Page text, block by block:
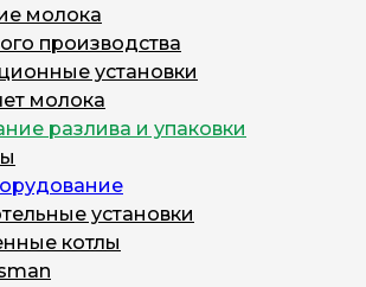
молока
производства
установки
молока
разлива и упаковки
установки
котлы